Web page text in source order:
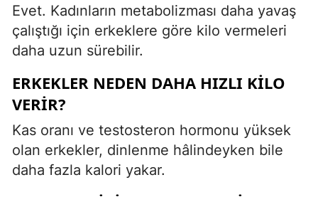
Evet. Kadınların metabolizması daha yavaş
çalıştığı için erkeklere göre kilo vermeleri
daha uzun sürebilir.
ERKEKLER NEDEN DAHA HIZLI KILO
VERIR?
Kas oranı ve testosteron hormonu yüksek
olan erkekler, dinlenme hâlindeyken bile
daha fazla kalori yakar.